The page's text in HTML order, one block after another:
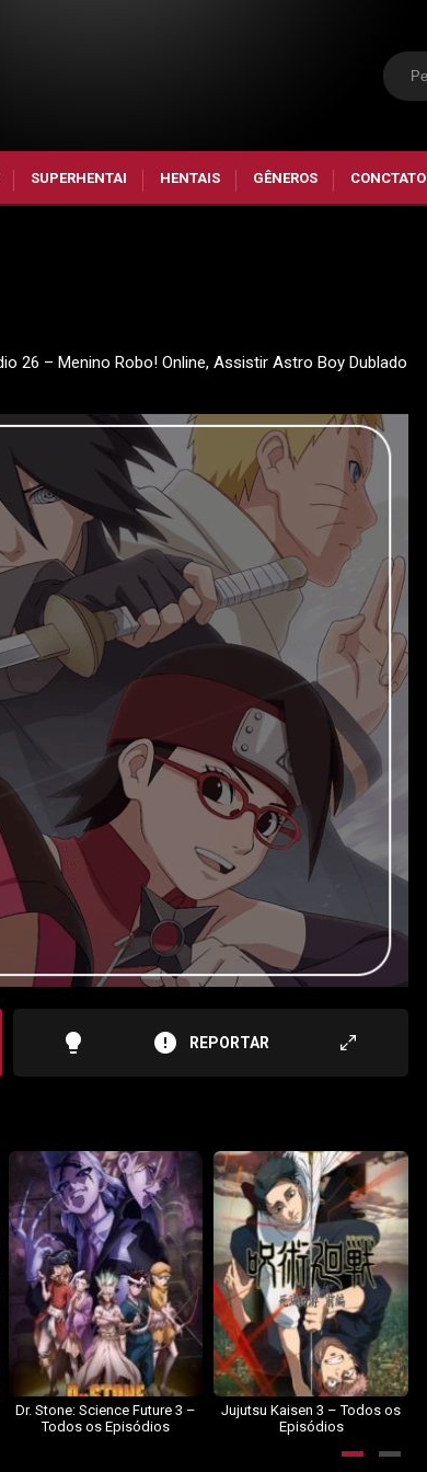
SUPERHENTAI HENTAIS GÊNEROS CONCTATO
26 – Menino Robo! Online, Assistir Astro Boy Dublado
lightbulb error REPORTAR
Dr. Stone: Science Future 3 –
Todos os Episódios
Jujutsu Kaisen 3 – Todos os
Episódios